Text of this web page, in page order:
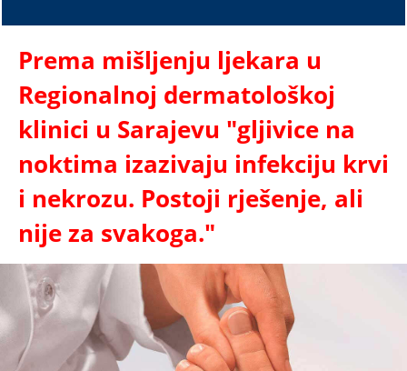
Prema mišljenju ljekara u
Regionalnoj dermatološkoj
klinici u Sarajevu "gljivice na
noktima izazivaju infekciju krvi
i nekrozu. Postoji rješenje, ali
nije za svakoga."